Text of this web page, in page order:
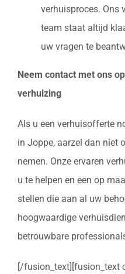
verhuisproces. Ons
team staat altijd
uw vragen te
Neem contact met ons
verhuizing
Als u een verhuisofferte
in Joppe, aarzel dan niet
nemen. Onze ervaren
u te helpen en een op
stellen die aan al uw
hoogwaardige
betrouwbare
[/fusion_text][fusion_text